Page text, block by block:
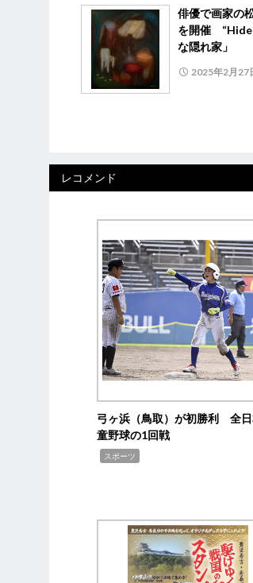
俳優で画家の
を開催
な隠れ家」
2025年2月27
レコメンド
弓ヶ浜（鳥取）が初勝利 全
童野球の1回戦
スポーツ